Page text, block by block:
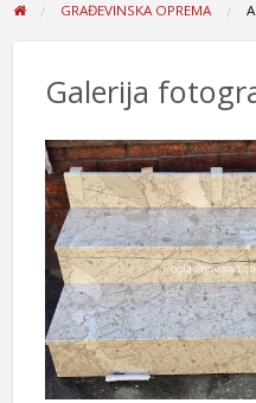
GRAĐEVINSKA OPREMA
Galerija